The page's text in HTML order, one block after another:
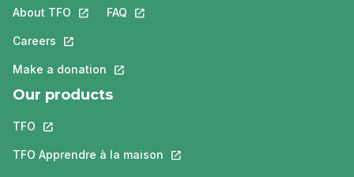
About TFO This link will open in a new tab.
Careers This link will open in a new tab.
Make a donation This link will open in a new tab.
FAQ This link will open in a new tab.
Our products
TFO This link will open in a new tab.
TFO Apprendre à la maison This link will open in a new tab.